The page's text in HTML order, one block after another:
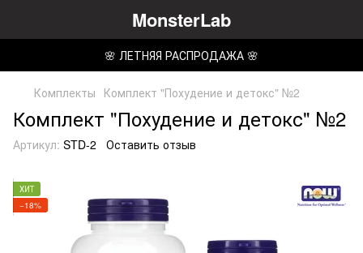
MonsterLab
🌸 ЛЕТНЯЯ РАСПРОДАЖА 🌸
Комплекты Комплект "Похудение и детокс" №2
Комплект "Похудение и детокс" №2
Артикул: STD-2 Оставить отзыв
ХИТ
−18%